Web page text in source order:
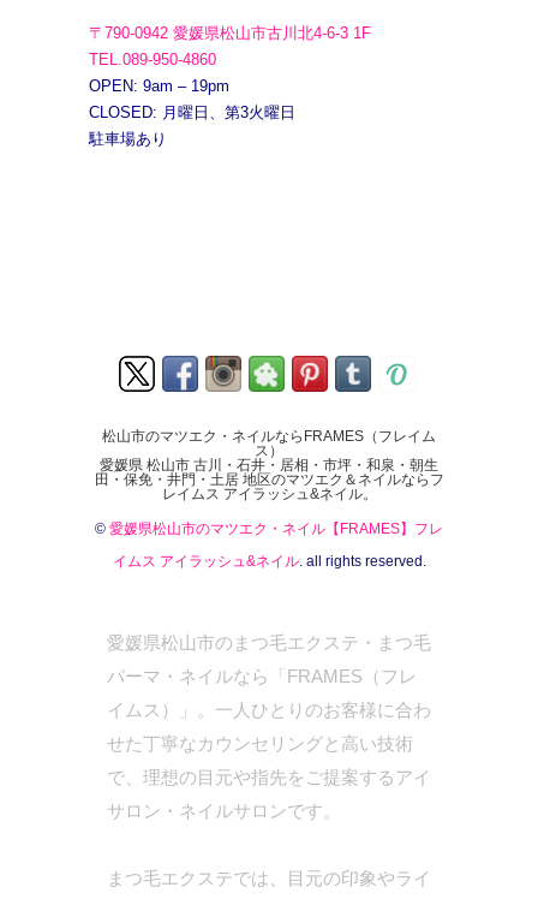
〒790-0942 愛媛県松山市古川北4-6-3 1F
TEL.089-950-4860
OPEN: 9am – 19pm
CLOSED: 月曜日、第3火曜日
駐車場あり
松山市のマツエク・ネイルならFRAMES（フレイム
ス）
愛媛県 松山市 古川・石井・居相・市坪・和泉・朝生
田・保免・井門・土居 地区のマツエク＆ネイルならフ
レイムス アイラッシュ&ネイル。
© 愛媛県松山市のマツエク・ネイル【FRAMES】フレ
イムス アイラッシュ&ネイル. all rights reserved.
愛媛県松山市のまつ毛エクステ・まつ毛
パーマ・ネイルなら「FRAMES（フレ
イムス）」。一人ひとりのお客様に合わ
せた丁寧なカウンセリングと高い技術
で、理想の目元や指先をご提案するアイ
サロン・ネイルサロンです。
まつ毛エクステでは、目元の印象やライ